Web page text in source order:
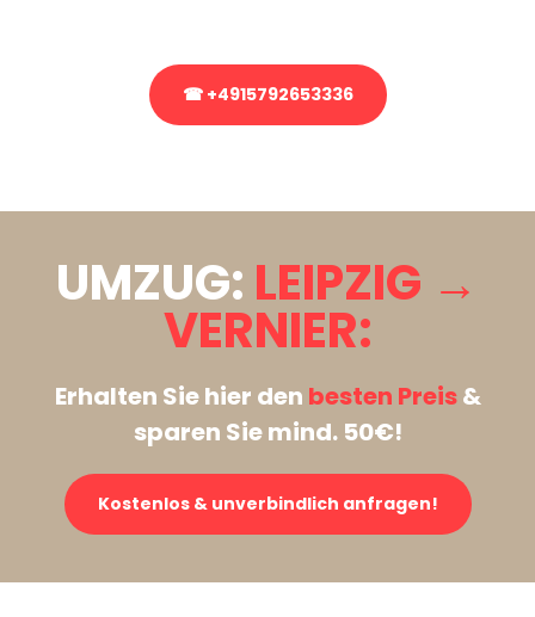
☎ +4915792653336
UMZUG: LEIPZIG →
VERNIER:
Erhalten Sie hier den besten Preis&
sparen Sie mind. 50€!
Kostenlos & unverbindlich anfragen!